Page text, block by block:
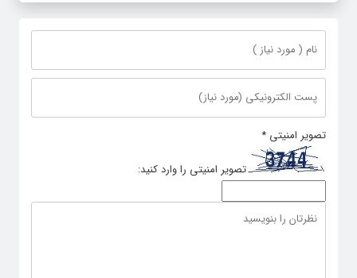
تصویر امنیتی *
تصویر امنیتی را وارد کنید: